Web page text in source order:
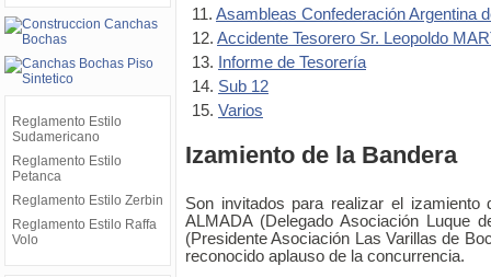
Reglamento Estilo
Sudamericano
Reglamento Estilo
Petanca
Reglamento Estilo Zerbin
Reglamento Estilo Raffa
Volo
11. Asambleas Confederación Argentina
12. Accidente Tesorero Sr. Leopoldo
13.
Informe de Tesorería
14. Sub 12
15. Varios
Izamiento de la Bandera
Son invitados para realizar el
ALMADA (Delegado Asociación Luque
(Presidente Asociación Las Varillas de
reconocido aplauso de la concurrencia.